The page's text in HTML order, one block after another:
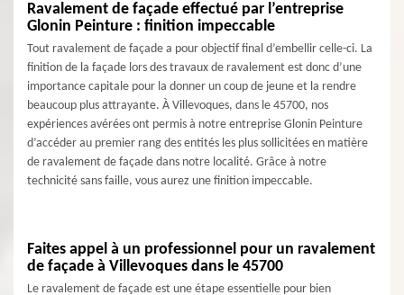
Ravalement de façade effectué par l’entreprise
Glonin Peinture : finition impeccable
Tout ravalement de façade a pour objectif final d’embellir celle-ci. La
finition de la façade lors des travaux de ravalement est donc d’une
importance capitale pour la donner un coup de jeune et la rendre
beaucoup plus attrayante. À Villevoques, dans le 45700, nos
expériences avérées ont permis à notre entreprise Glonin Peinture
d’accéder au premier rang des entités les plus sollicitées en matière
de ravalement de façade dans notre localité. Grâce à notre
technicité sans faille, vous aurez une finition impeccable.
Faites appel à un professionnel pour un ravalement
de façade à Villevoques dans le 45700
Le ravalement de façade est une étape essentielle pour bien